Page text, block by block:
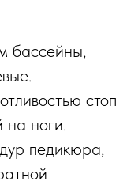
бассейны,
стоп
на ноги.​
педикюра,
КОЖИ СТОП